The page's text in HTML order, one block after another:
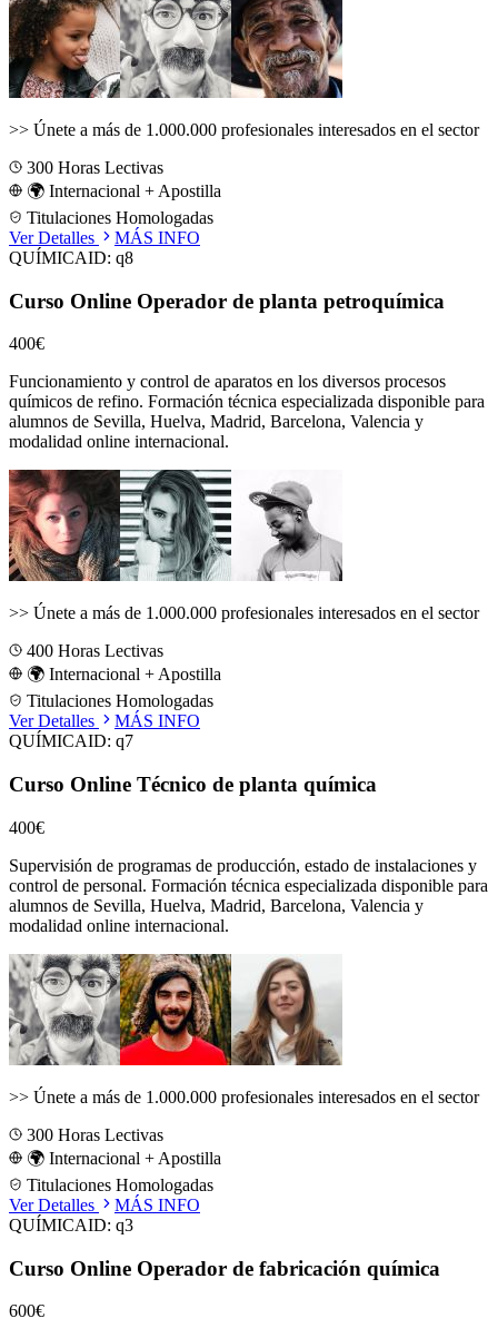
>> Únete a más de 1.000.000 profesionales interesados en el sector
300 Horas Lectivas
🌍 Internacional + Apostilla
Titulaciones Homologadas
Ver Detalles
MÁS INFO
QUÍMICAID: q8
Curso Online Operador de planta petroquímica
400€
Funcionamiento y control de aparatos en los diversos procesos
químicos de refino. Formación técnica especializada disponible para
alumnos de Sevilla, Huelva, Madrid, Barcelona, Valencia y
modalidad online internacional.
>> Únete a más de 1.000.000 profesionales interesados en el sector
400 Horas Lectivas
🌍 Internacional + Apostilla
Titulaciones Homologadas
Ver Detalles
MÁS INFO
QUÍMICAID: q7
Curso Online Técnico de planta química
400€
Supervisión de programas de producción, estado de instalaciones y
control de personal. Formación técnica especializada disponible para
alumnos de Sevilla, Huelva, Madrid, Barcelona, Valencia y
modalidad online internacional.
>> Únete a más de 1.000.000 profesionales interesados en el sector
300 Horas Lectivas
🌍 Internacional + Apostilla
Titulaciones Homologadas
Ver Detalles
MÁS INFO
QUÍMICAID: q3
Curso Online Operador de fabricación química
600€